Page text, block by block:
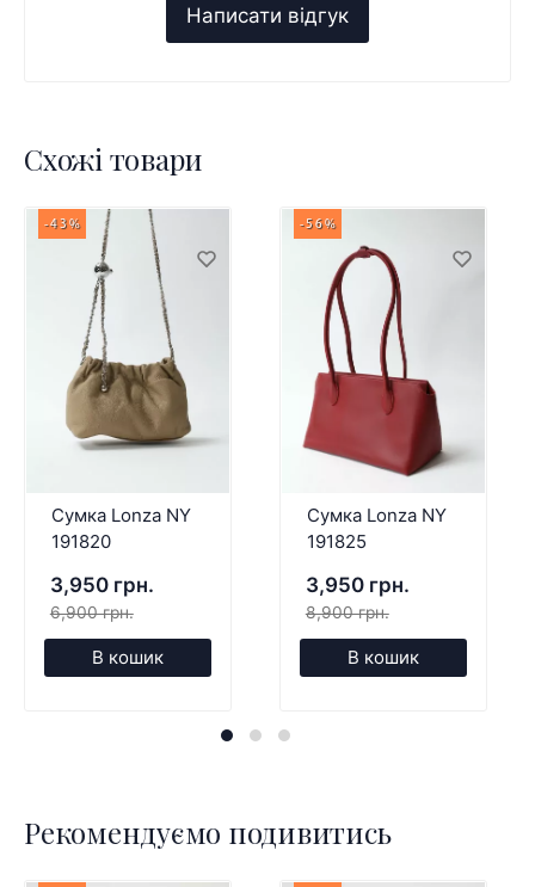
Схожі товари
-43%
Сумка Lonza NY
191820
3,950 грн.
6,900 грн.
В кошик
-56%
Сумка Lonza NY
191825
3,950 грн.
8,900 грн.
В кошик
Рекомендуємо подивитись